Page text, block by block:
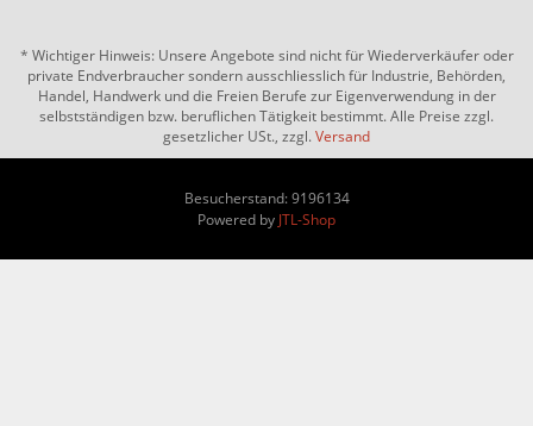
* Wichtiger Hinweis: Unsere Angebote sind nicht für Wiederverkäufer oder
private Endverbraucher sondern ausschliesslich für Industrie, Behörden,
Handel, Handwerk und die Freien Berufe zur Eigenverwendung in der
selbstständigen bzw. beruflichen Tätigkeit bestimmt. Alle Preise zzgl.
gesetzlicher USt., zzgl.Versand
Besucherstand: 9196134
Powered by JTL-Shop